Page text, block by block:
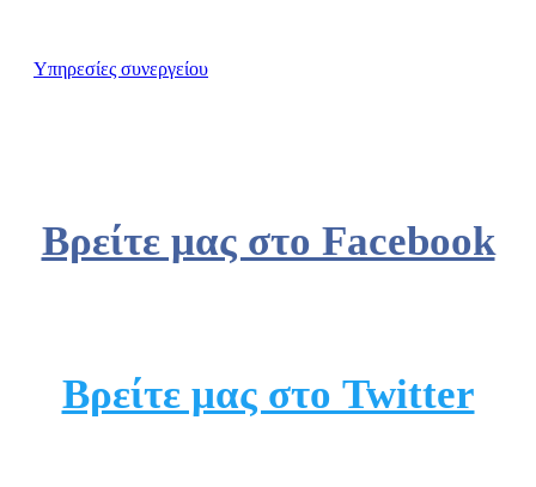
Υπηρεσίες συνεργείου
Βρείτε μας στο Facebook
Βρείτε μας στο Twitter